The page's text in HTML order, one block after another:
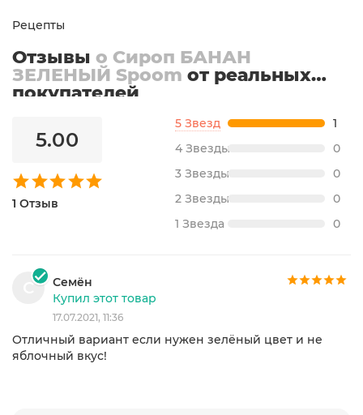
Рецепты
Отзывы о Сироп БАНАН
ЗЕЛЕНЫЙ Spoom от реальных
покупателей
5.00
1 Отзыв
5 Звезд
1
4 Звезды
0
3 Звезды
0
2 Звезды
0
1 Звезда
0
С
Семён
Купил этот товар
17.07.2021, 11:36
Отличный вариант если нужен зелёный цвет и не
яблочный вкус!